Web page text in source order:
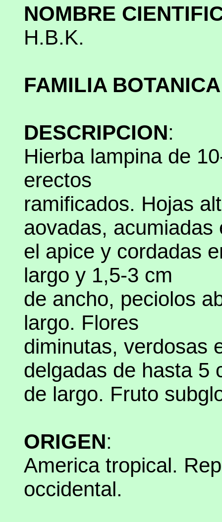
NOMBRE
H.B.K.
FAMILIA
DESCRIPCION:
Hierba lampina de
erectos
ramificados. Hojas
aovadas, acumiadas
el apice y cordadas
largo y 1,5-3 cm
de ancho, peciolos
largo. Flores
diminutas, verdosas
delgadas de hasta 5
de largo. Fruto
ORIGEN:
America tropical.
occidental.